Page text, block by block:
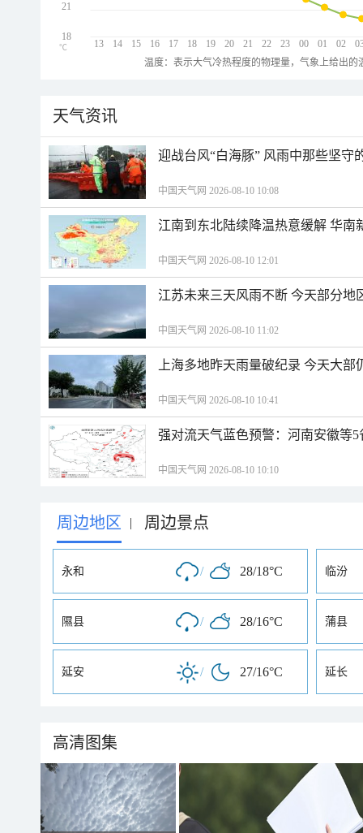
13 14 15 16 17 18 19 20 21 22 23 00 01 02
21
18
℃
温度：表示大气冷热程度的物理量，气象上给出
天气资讯
迎战台风“白海豚” 风雨中那些坚守
中国天气网 2026-08-10 10:08
江南到东北陆续降温热意缓解 华南
中国天气网 2026-08-10 12:01
江苏未来三天风雨不断 今天部分地
中国天气网 2026-08-10 11:02
上海多地昨天雨量破纪录 今天大
中国天气网 2026-08-10 10:41
强对流天气蓝色预警：河南安徽等
中国天气网 2026-08-10 10:10
周边地区 | 周边景点
永和 / 28/18°C 临汾
隰县 / 28/16°C 蒲县
延安 / 27/16°C 延长
高清图集